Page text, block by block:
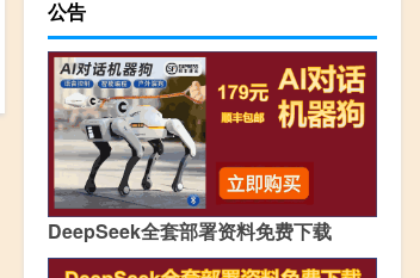
公告
DeepSeek全套部署资料免费下载